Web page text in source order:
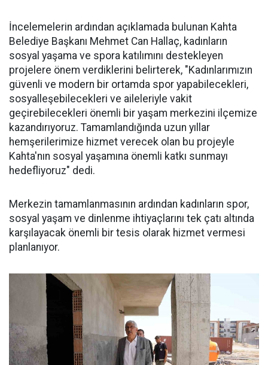
İncelemelerin ardından açıklamada bulunan Kahta
Belediye Başkanı Mehmet Can Hallaç, kadınların
sosyal yaşama ve spora katılımını destekleyen
projelere önem verdiklerini belirterek, "Kadınlarımızın
güvenli ve modern bir ortamda spor yapabilecekleri,
sosyalleşebilecekleri ve aileleriyle vakit
geçirebilecekleri önemli bir yaşam merkezini ilçemize
kazandırıyoruz. Tamamlandığında uzun yıllar
hemşerilerimize hizmet verecek olan bu projeyle
Kahta'nın sosyal yaşamına önemli katkı sunmayı
hedefliyoruz" dedi.
Merkezin tamamlanmasının ardından kadınların spor,
sosyal yaşam ve dinlenme ihtiyaçlarını tek çatı altında
karşılayacak önemli bir tesis olarak hizmet vermesi
planlanıyor.